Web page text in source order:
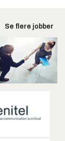
Se flere jobber